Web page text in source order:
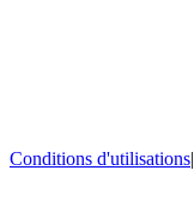
Conditions d'utilisations|